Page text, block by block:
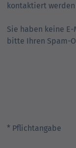
kontaktiert werden
Sie haben keine
bitte Ihren Spam-
* Pflichtangabe